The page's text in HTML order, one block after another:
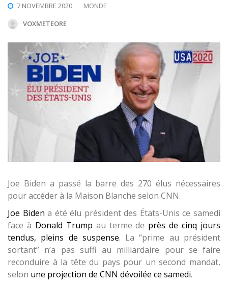
7 NOVEMBRE 2020
MONDE
VOXMETEORE
Joe Biden a passé la barre des 270 élus nécessaires
pour accéder à la Maison Blanche selon CNN.
Joe Biden a été élu président des États-Unis ce samedi
face à Donald Trump au terme de près de cinq jours
tendus, pleins de suspense. La “prime au président
sortant” n’a pas suffi au milliardaire pour se faire
reconduire à la tête du pays pour un second mandat,
selon une projection de CNN dévoilée ce samedi.